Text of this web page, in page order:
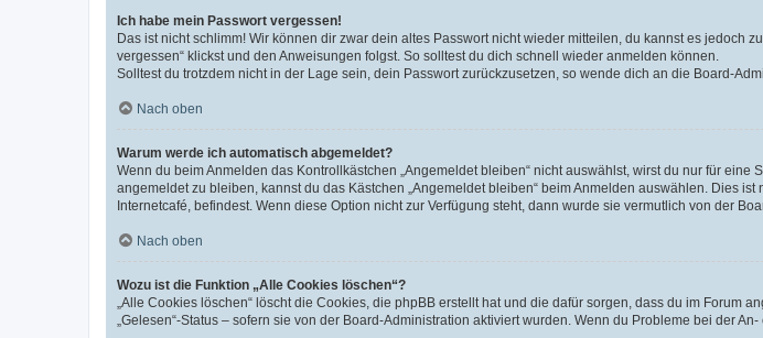
Ich habe mein Passwort vergessen!
Das ist nicht schlimm! Wir können dir zwar dein altes Passwort nicht wieder mitteilen, du kannst es jedoch
vergessen“ klickst und den Anweisungen folgst. So solltest du dich schnell wieder anmelden können.
Solltest du trotzdem nicht in der Lage sein, dein Passwort zurückzusetzen, so wende dich an die Board-
Nach oben
Warum werde ich automatisch abgemeldet?
Wenn du beim Anmelden das Kontrollkästchen „Angemeldet bleiben“ nicht auswählst, wirst du nur für
angemeldet zu bleiben, kannst du das Kästchen „Angemeldet bleiben“ beim Anmelden auswählen. Dies
Internetcafé, befindest. Wenn diese Option nicht zur Verfügung steht, dann wurde sie vermutlich von der
Nach oben
Wozu ist die Funktion „Alle Cookies löschen“?
„Alle Cookies löschen“ löscht die Cookies, die phpBB erstellt hat und die dafür sorgen, dass du im
„Gelesen“-Status – sofern sie von der Board-Administration aktiviert wurden. Wenn du Probleme bei der